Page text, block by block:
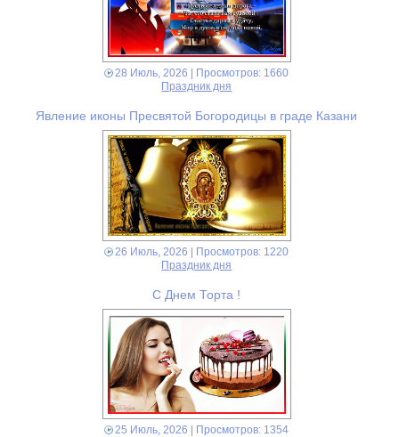
28 Июль, 2026 | Просмотров: 1660
Праздник дня
Явление иконы Пресвятой Богородицы в граде Казани
26 Июль, 2026 | Просмотров: 1220
Праздник дня
С Днем Торта !
25 Июль, 2026 | Просмотров: 1354